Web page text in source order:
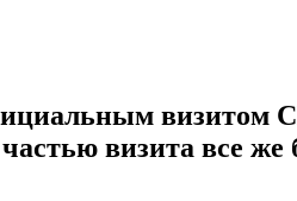
визитом
визита все же